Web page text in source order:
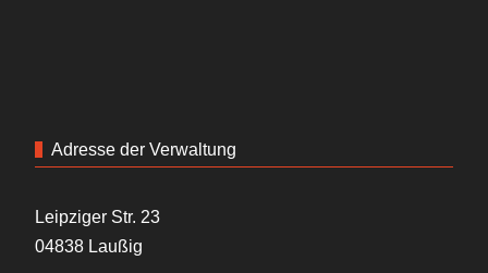
Adresse der Verwaltung
Leipziger Str. 23
04838 Laußig